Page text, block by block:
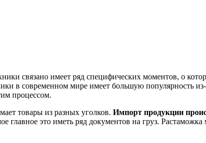
связано имеет ряд специфических моментов, о
в современном мире имеет большую популярность
процессом.
товары из разных уголков. Импорт продукции
это иметь ряд документов на груз. Растаможка